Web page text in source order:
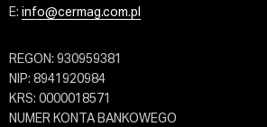
E: info@cermag.com.pl
REGON: 930959381
NIP: 8941920984
KRS: 0000018571
NUMER KONTA BANKOWEGO